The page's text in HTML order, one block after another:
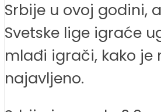
Srbije u ovoj godini,
Svetske lige igraće
mlađi igrači, kako je
najavljeno.